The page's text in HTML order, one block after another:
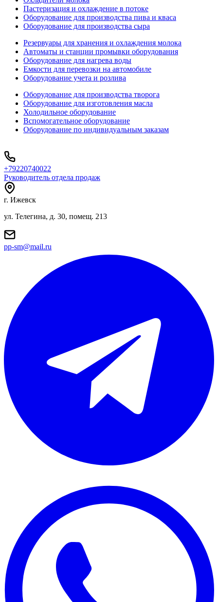
Пастеризация и охлаждение в потоке
Оборудование для производства пива и кваса
Оборудование для производства сыра
Резервуары для хранения и охлаждения молока
Автоматы и станции промывки оборудования
Оборудование для нагрева воды
Емкости для перевозки на автомобиле
Оборудование учета и розлива
Оборудование для производства творога
Оборудование для изготовления масла
Холодильное оборудование
Вспомогательное оборудование
Оборудование по индивидуальным заказам
+79220740022
Руководитель отдела продаж
г. Ижевск
ул. Телегина, д. 30, помещ. 213
pp-sm@mail.ru